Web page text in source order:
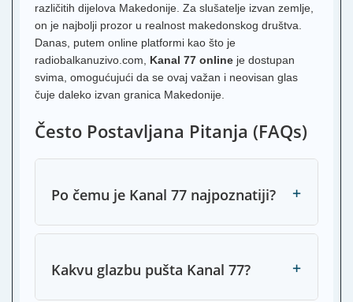
različitih dijelova Makedonije. Za slušatelje izvan zemlje,
on je najbolji prozor u realnost makedonskog društva.
Danas, putem online platformi kao što je
radiobalkanuzivo.com, Kanal 77 online je dostupan
svima, omogućujući da se ovaj važan i neovisan glas
čuje daleko izvan granica Makedonije.
Često Postavljana Pitanja (FAQs)
Po čemu je Kanal 77 najpoznatiji? +
Kakvu glazbu pušta Kanal 77? +